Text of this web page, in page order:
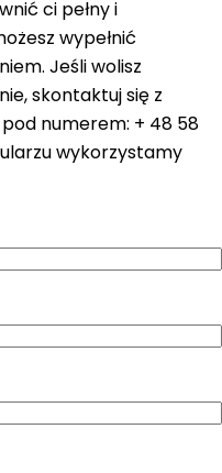
ci pełny i
wypełnić
Jeśli wolisz
skontaktuj się z
numerem: + 48 58
wykorzystamy